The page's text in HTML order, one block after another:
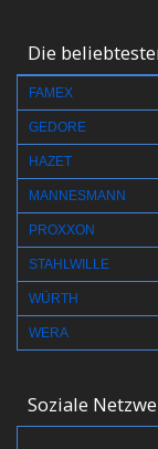
Die
FAMEX
GEDORE
HAZET
MANNESMANN
PROXXON
STAHLWILLE
WÜRTH
WERA
Soziale